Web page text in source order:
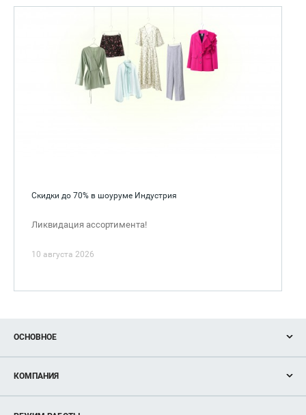
Скидки до 70% в шоуруме Индустрия
Ликвидация ассортимента!
10 августа 2026
ОСНОВНОЕ
Новости
Магазины
Услуги
КОМПАНИЯ